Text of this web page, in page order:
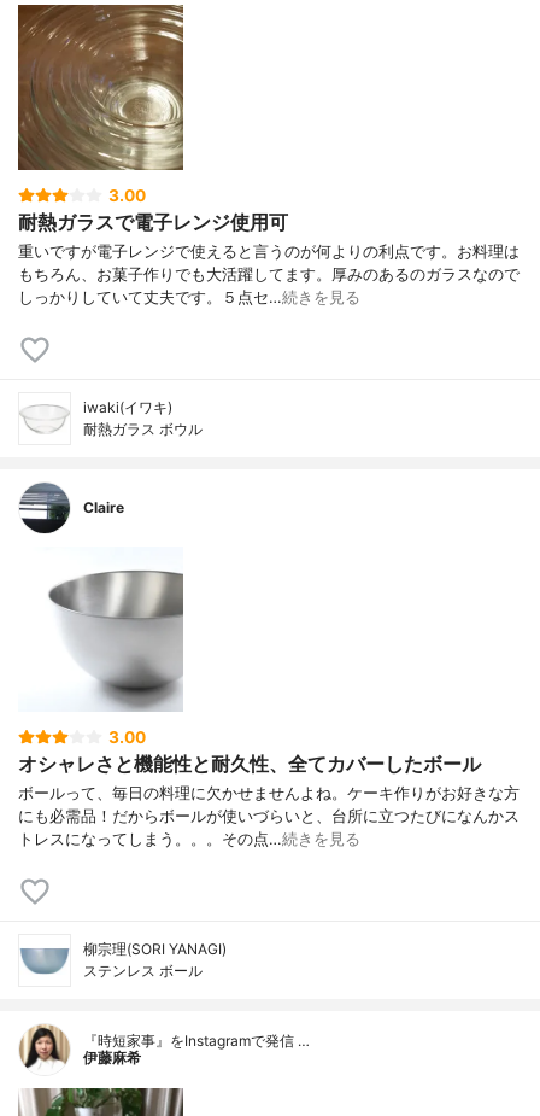
3.00
耐熱ガラスで電子レンジ使用可
重いですが電子レンジで使えると言うのが何よりの利点です。お料理は
もちろん、お菓子作りでも大活躍してます。厚みのあるのガラスなので
しっかりしていて丈夫です。５点セ…続きを見る
iwaki(イワキ)
耐熱ガラス ボウル
Claire
3.00
オシャレさと機能性と耐久性、全てカバーしたボール
ボールって、毎日の料理に欠かせませんよね。ケーキ作りがお好きな方
にも必需品！だからボールが使いづらいと、台所に立つたびになんかス
トレスになってしまう。。。その点…続きを見る
柳宗理(SORI YANAGI)
ステンレス ボール
『時短家事』をInstagramで発信 …
伊藤麻希